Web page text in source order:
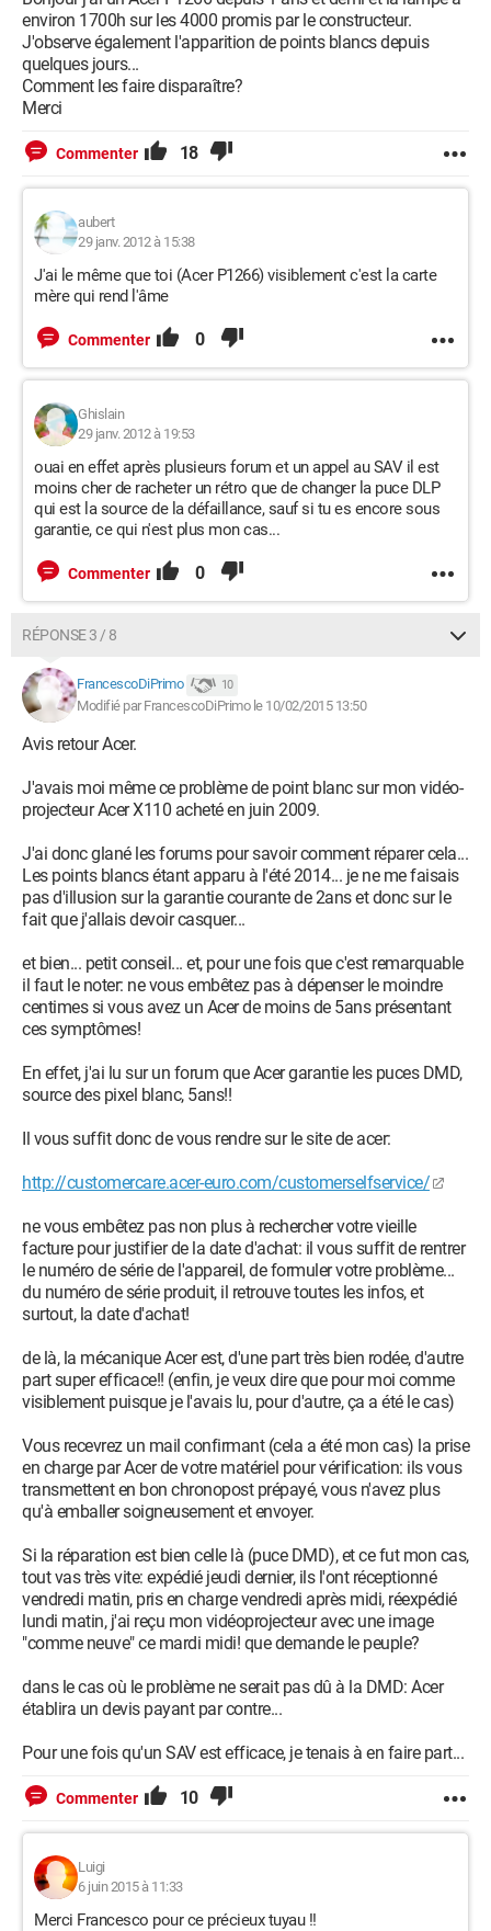
environ 1700h sur les 4000 promis par le constructeur.
J'observe également l'apparition de points blancs depuis
quelques jours...
Comment les faire disparaître?
Merci
Commenter 18
aubert
29 janv. 2012 à 15:38
J'ai le même que toi (Acer P1266) visiblement c'est la carte
mère qui rend l'âme
Commenter 0
Ghislain
29 janv. 2012 à 19:53
ouai en effet après plusieurs forum et un appel au SAV il est
moins cher de racheter un rétro que de changer la puce DLP
qui est la source de la défaillance, sauf si tu es encore sous
garantie, ce qui n'est plus mon cas...
Commenter 0
RÉPONSE 3 / 8
FrancescoDiPrimo 10
Modifié par FrancescoDiPrimo le 10/02/2015 13:50
Avis retour Acer.
J'avais moi même ce problème de point blanc sur mon vidéo-
projecteur Acer X110 acheté en juin 2009.
J'ai donc glané les forums pour savoir comment réparer cela...
Les points blancs étant apparu à l'été 2014... je ne me faisais
pas d'illusion sur la garantie courante de 2ans et donc sur le
fait que j'allais devoir casquer...
et bien... petit conseil... et, pour une fois que c'est remarquable
il faut le noter: ne vous embêtez pas à dépenser le moindre
centimes si vous avez un Acer de moins de 5ans présentant
ces symptômes!
En effet, j'ai lu sur un forum que Acer garantie les puces DMD,
source des pixel blanc, 5ans!!
Il vous suffit donc de vous rendre sur le site de acer:
http://customercare.acer-euro.com/customerselfservice/
ne vous embêtez pas non plus à rechercher votre vieille
facture pour justifier de la date d'achat: il vous suffit de rentrer
le numéro de série de l'appareil, de formuler votre problème...
du numéro de série produit, il retrouve toutes les infos, et
surtout, la date d'achat!
de là, la mécanique Acer est, d'une part très bien rodée, d'autre
part super efficace!! (enfin, je veux dire que pour moi comme
visiblement puisque je l'avais lu, pour d'autre, ça a été le cas)
Vous recevrez un mail confirmant (cela a été mon cas) la prise
en charge par Acer de votre matériel pour vérification: ils vous
transmettent en bon chronopost prépayé, vous n'avez plus
qu'à emballer soigneusement et envoyer.
Si la réparation est bien celle là (puce DMD), et ce fut mon cas,
tout vas très vite: expédié jeudi dernier, ils l'ont réceptionné
vendredi matin, pris en charge vendredi après midi, réexpédié
lundi matin, j'ai reçu mon vidéoprojecteur avec une image
"comme neuve" ce mardi midi! que demande le peuple?
dans le cas où le problème ne serait pas dû à la DMD: Acer
établira un devis payant par contre...
Pour une fois qu'un SAV est efficace, je tenais à en faire part...
Commenter 10
Luigi
6 juin 2015 à 11:33
Merci Francesco pour ce précieux tuyau !!